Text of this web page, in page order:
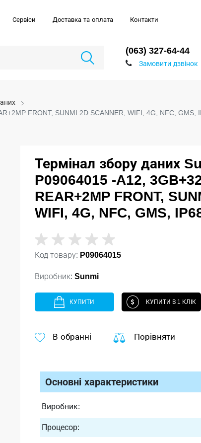
Сервіси Доставка та оплата Контакти
(063) 327-64-44
Замовити дзвінок
FRONT, SUNMI 2D SCANNER, WIFI, 4G, NFC, GMS,
Термінал збору даних
P09064015 -A12,
REAR+2MP FRONT,
WIFI, 4G, NFC, GMS,
Код товару: P09064015
Виробник: Sunmi
КУПИТИ КУПИТИ В 1 КЛІК
В обранні Порівняти
Основні характеристики
Виробник:
Процесор: